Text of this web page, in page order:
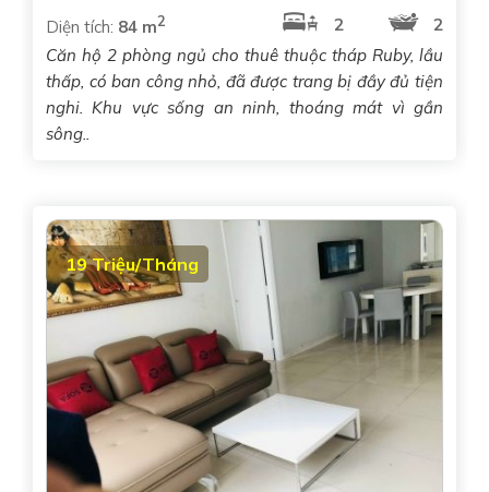
Diện tích: 84 m2 2
2
Căn hộ 2 phòng ngủ cho thuê thuộc tháp Ruby, lầu
thấp, có ban công nhỏ, đã được trang bị đầy đủ tiện
nghi. Khu vực sống an ninh, thoáng mát vì gần
sông..
19 Triệu/Tháng